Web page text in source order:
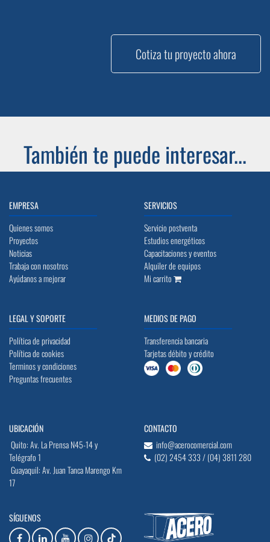
Cotiza tu proyecto ahora
También te puede interesar...
EMPRESA
Quienes somos
Proyectos
Noticias
Trabaja con nosotros
Ayúdanos a mejorar
SERVICIOS
Servicio postventa
Estudios energéticos
Capacitaciones y eventos
Alquiler de equipos
Mi carrito
LEGAL Y SOPORTE
Política de privacidad
Política de cookies
Terminos y condiciones
Preguntas frecuentes
MEDIOS DE PAGO
Transferencia bancaria
Tarjetas débito y crédito
UBICACIÓN
Quito: Av. La Prensa N45-14 y
Telégrafo 1
Guayaquil: Av. Juan Tanca Marengo Km
17
CONTACTO
info@acerocomercial.com
(02) 2454 333 / (04) 3811 280
SÍGUENOS